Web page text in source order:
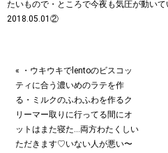
« ・ウキウキでlentoのビスコッ
ティに合う濃いめのラテを作
る・ミルクのふわふわを作るク
リーマー取りに行ってる間にオ
ットはまた寝た…両方わたくしい
ただきます♡いない人が悪い〜